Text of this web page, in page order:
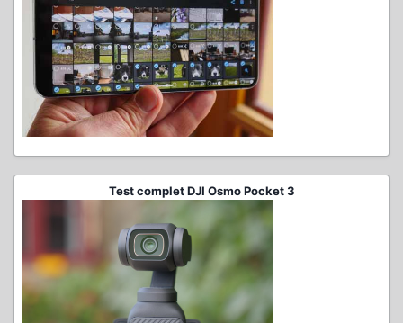
Test complet DJI Osmo Pocket 3